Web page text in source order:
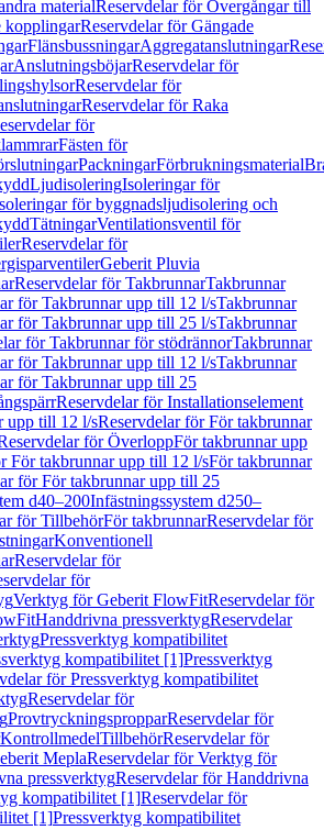
materialReservdelar för Övergångar till
kopplingarReservdelar för Gängade
FlänsbussningarAggregatanslutningar
AnslutningsböjarReservdelar för
Reservdelar för
Reservdelar för Raka
för
Fästen för
PackningarFörbrukningsmaterial
LjudisoleringIsoleringar för
för byggnadsljudisolering och
TätningarVentilationsventil för
Reservdelar för
Geberit Pluvia
Reservdelar för TakbrunnarTakbrunnar
för Takbrunnar upp till 12 l/sTakbrunnar
för Takbrunnar upp till 25 l/sTakbrunnar
för Takbrunnar för stödrännorTakbrunnar
för Takbrunnar upp till 12 l/sTakbrunnar
för Takbrunnar upp till 25
Reservdelar för Installationselement
upp till 12 l/sReservdelar för För takbrunnar
för ÖverloppFör takbrunnar upp
För takbrunnar upp till 12 l/sFör takbrunnar
för För takbrunnar upp till 25
d40–200Infästningssystem d250–
för TillbehörFör takbrunnarReservdelar för
Konventionell
Reservdelar för
för
Verktyg för Geberit FlowFitReservdelar för
Handdrivna pressverktygReservdelar
Pressverktyg kompatibilitet
kompatibilitet [1]Pressverktyg
för Pressverktyg kompatibilitet
Reservdelar för
ProvtryckningspropparReservdelar för
KontrollmedelTillbehörReservdelar för
MeplaReservdelar för Verktyg för
pressverktygReservdelar för Handdrivna
kompatibilitet [1]Reservdelar för
[1]Pressverktyg kompatibilitet